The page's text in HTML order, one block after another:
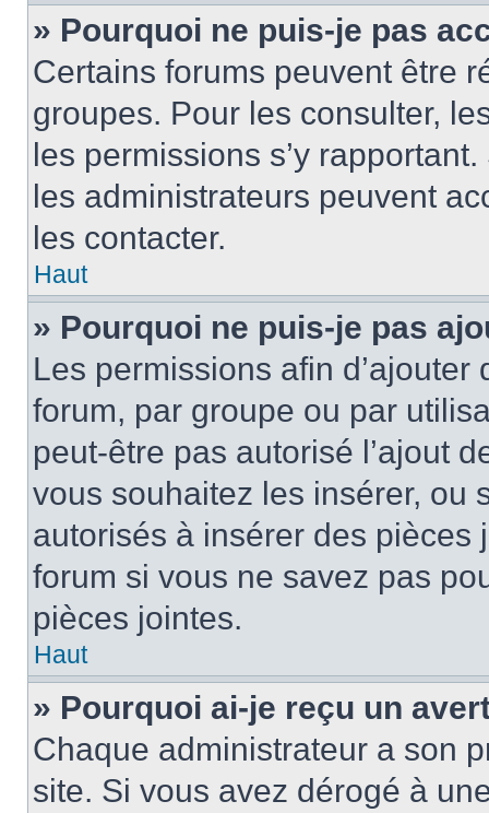
» Pourquoi ne puis-je pas
Certains forums peuvent être
groupes. Pour les consulter,
les permissions s’y
les administrateurs peuvent
les contacter.
Haut
» Pourquoi ne puis-je pas
Les permissions afin
forum, par groupe ou par
peut-être pas autorisé l’ajout
vous souhaitez les insérer, ou
autorisés à insérer des pièces
forum si vous ne savez pas
pièces jointes.
Haut
» Pourquoi ai-je reçu un
Chaque administrateur a son
site. Si vous avez dérogé à